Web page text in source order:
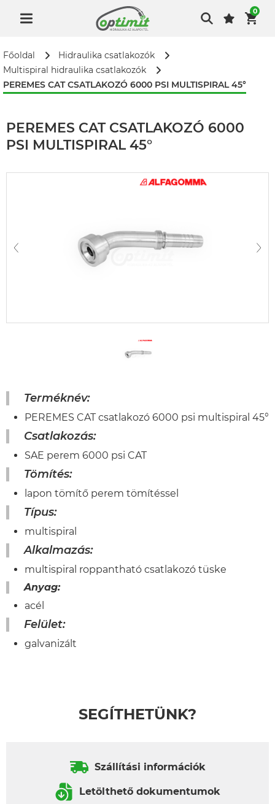
0
Főoldal
Hidraulika csatlakozók
Multispiral hidraulika csatlakozók
PEREMES CAT CSATLAKOZÓ 6000 PSI MULTISPIRAL 45°
PEREMES CAT CSATLAKOZÓ 6000
PSI MULTISPIRAL 45°
Terméknév:
PEREMES CAT csatlakozó 6000 psi multispiral 45°
Csatlakozás:
SAE perem 6000 psi CAT
Tömítés:
lapon tömítő perem tömítéssel
Típus:
multispiral
Alkalmazás:
multispiral roppantható csatlakozó tüske
Anyag:
acél
Felület:
galvanizált
SEGÍTHETÜNK?
Szállítási információk
Letölthető dokumentumok